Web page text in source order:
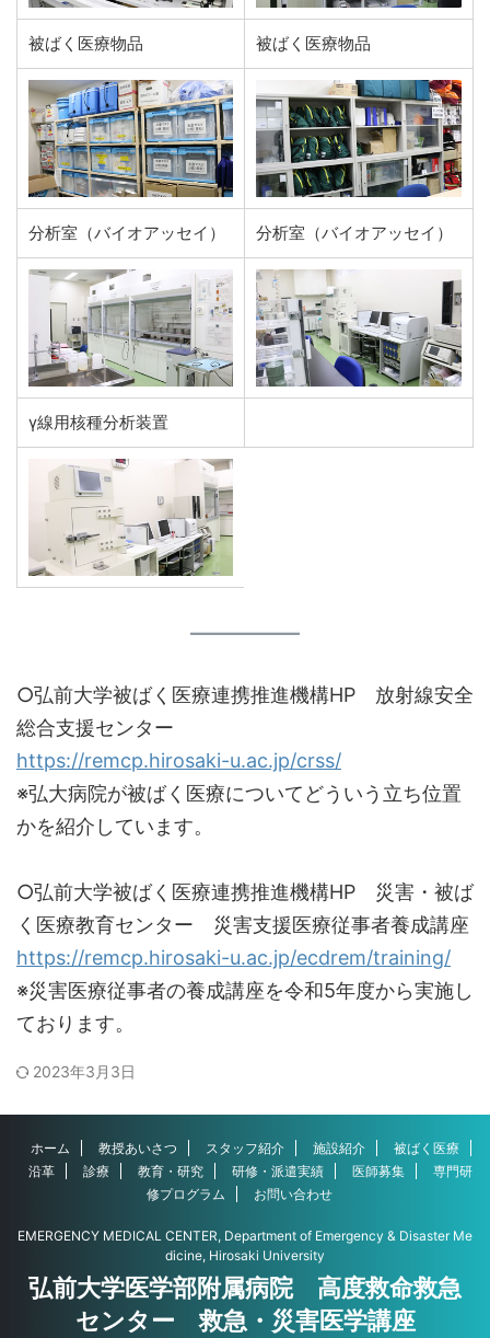
被ばく医療物品 被ばく医療物品
分析室（バイオアッセイ） 分析室（バイオアッセイ）
γ線用核種分析装置
○弘前大学被ばく医療連携推進機構HP 放射線安全
総合支援センター
https://remcp.hirosaki-u.ac.jp/crss/
※弘大病院が被ばく医療についてどういう立ち位置
かを紹介しています。
○弘前大学被ばく医療連携推進機構HP 災害・被ば
く医療教育センター 災害支援医療従事者養成講座
https://remcp.hirosaki-u.ac.jp/ecdrem/training/
※災害医療従事者の養成講座を令和5年度から実施し
ております。
2023年3月3日
ホーム 教授あいさつ スタッフ紹介 施設紹介
被ばく医療
沿革
診療 教育・研究 研修・派遣実績 医師募集
専門研
修プログラム
お問い合わせ
EMERGENCY MEDICAL CENTER, Department of Emergency & Disaster Me
dicine, Hirosaki University
弘前大学医学部附属病院 高度救命救急
センター 救急・災害医学講座